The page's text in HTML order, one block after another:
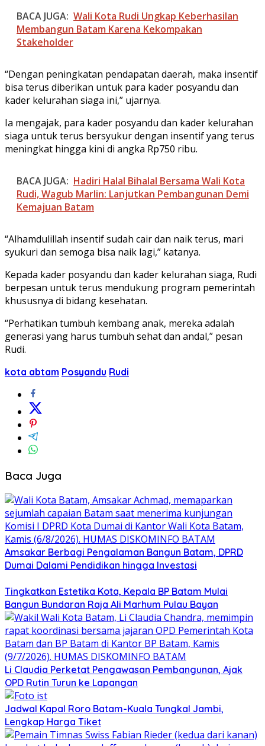
BACA JUGA: Wali Kota Rudi Ungkap Keberhasilan
Membangun Batam Karena Kekompakan
Stakeholder
“Dengan peningkatan pendapatan daerah, maka insentif
bisa terus diberikan untuk para kader posyandu dan
kader kelurahan siaga ini,” ujarnya.
Ia mengajak, para kader posyandu dan kader kelurahan
siaga untuk terus bersyukur dengan insentif yang terus
meningkat hingga kini di angka Rp750 ribu.
BACA JUGA: Hadiri Halal Bihalal Bersama Wali Kota
Rudi, Wagub Marlin: Lanjutkan Pembangunan Demi
Kemajuan Batam
“Alhamdulillah insentif sudah cair dan naik terus, mari
syukuri dan semoga bisa naik lagi,” katanya.
Kepada kader posyandu dan kader kelurahan siaga, Rudi
berpesan untuk terus mendukung program pemerintah
khususnya di bidang kesehatan.
“Perhatikan tumbuh kembang anak, mereka adalah
generasi yang harus tumbuh sehat dan andal,” pesan
Rudi.
kota abtam Posyandu Rudi
Baca Juga
Amsakar Berbagi Pengalaman Bangun Batam, DPRD
Dumai Dalami Pendidikan hingga Investasi
Tingkatkan Estetika Kota, Kepala BP Batam Mulai
Bangun Bundaran Raja Ali Marhum Pulau Bayan
Li Claudia Perketat Pengawasan Pembangunan, Ajak
OPD Rutin Turun ke Lapangan
Jadwal Kapal Roro Batam-Kuala Tungkal Jambi,
Lengkap Harga Tiket